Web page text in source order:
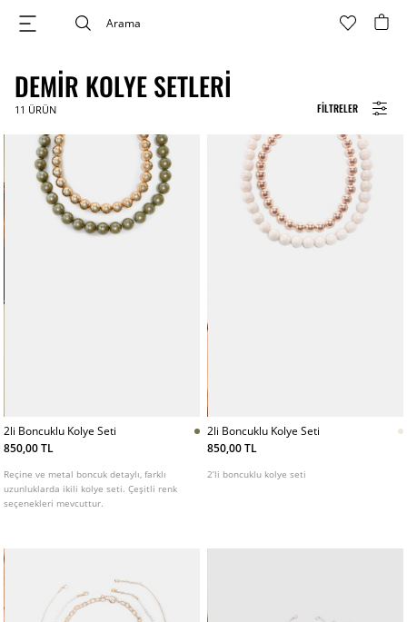
FILTRELER
DEMIR KOLYE SETLERI
11 ÜRÜN
2li Boncuklu Kolye Seti
850,00 TL
Reçine ve metal boncuk detaylı, farklı
uzunluklarda ikili kolye seti. Çeşitli renk
seçenekleri mevcuttur.
2li Boncuklu Kolye Seti
850,00 TL
2’li boncuklu kolye seti